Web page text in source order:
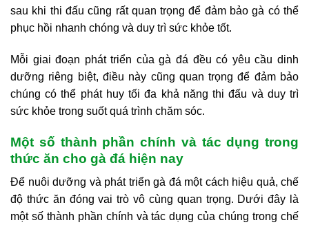
sau khi thi đấu cũng rất quan trọng để đảm bảo gà có thể
phục hồi nhanh chóng và duy trì sức khỏe tốt.
Mỗi giai đoạn phát triển của gà đá đều có yêu cầu dinh
dưỡng riêng biệt, điều này cũng quan trọng để đảm bảo
chúng có thể phát huy tối đa khả năng thi đấu và duy trì
sức khỏe trong suốt quá trình chăm sóc.
Một số thành phần chính và tác dụng trong
thức ăn cho gà đá hiện nay
Để nuôi dưỡng và phát triển gà đá một cách hiệu quả, chế
độ thức ăn đóng vai trò vô cùng quan trọng. Dưới đây là
một số thành phần chính và tác dụng của chúng trong chế